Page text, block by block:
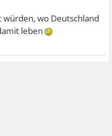
wo Deutschland
leben